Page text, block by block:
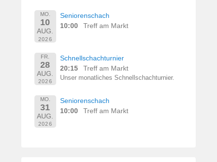
MO.
10
AUG.
2026
Seniorenschach
10:00
Treff am Markt
FR.
28
AUG.
2026
Schnellschachturnier
20:15
Treff am Markt
Unser monatliches Schnellschachturnier.
MO.
31
AUG.
2026
Seniorenschach
10:00
Treff am Markt